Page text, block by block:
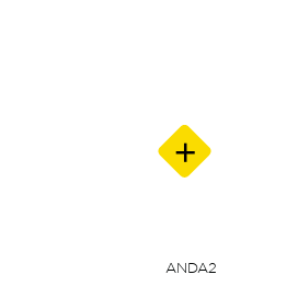
ANDA2